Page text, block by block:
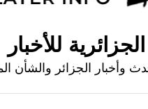
الجزائرية للأخبار
وأخبار الجزائر والشأن